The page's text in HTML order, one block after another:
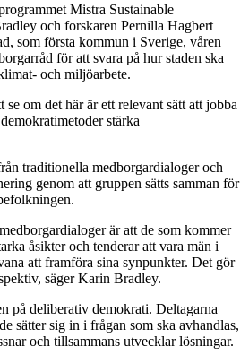
Mistra Sustainable
och forskaren Pernilla Hagbert
som första kommun i Sverige, våren
för att svara på hur staden ska
och miljöarbete.
se om det här är ett relevant sätt att jobba
stärka
traditionella medborgardialoger och
genom att gruppen sätts samman för
är att de som kommer
åsikter och tenderar att vara män i
att framföra sina synpunkter. Det gör
säger Karin Bradley.
på deliberativ demokrati. Deltagarna
sätter sig in i frågan som ska avhandlas,
och tillsammans utvecklar lösningar.